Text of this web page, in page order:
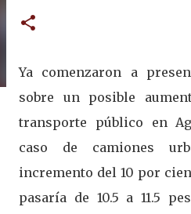
Ya comenzaron a
sobre un posible
transporte público en
caso de camiones
incremento del 10 por
pasaría de 10.5 a 11.5